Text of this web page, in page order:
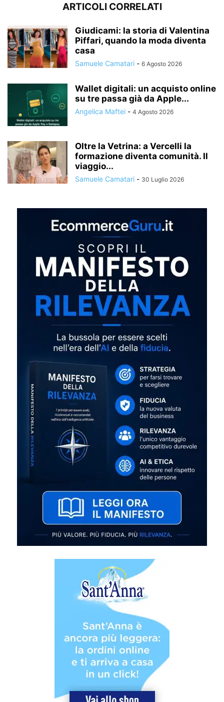
ARTICOLI CORRELATI
Giudicami: la storia di Valentina
Piffari, quando la moda diventa
casa
Samuele Camatari - 6 Agosto 2026
Wallet digitali: un acquisto online
su tre passa già da Apple...
Angelica Maftei - 4 Agosto 2026
Oltre la Vetrina: a Vercelli la
formazione diventa comunità. Il
viaggio...
Samuele Camatari - 30 Luglio 2026